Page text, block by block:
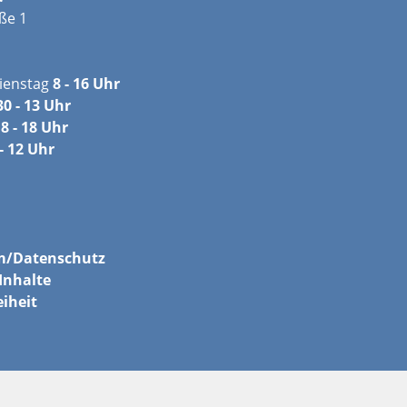
1
8 - 16 Uhr
- 13 Uhr
- 18 Uhr
12 Uhr
Datenschutz